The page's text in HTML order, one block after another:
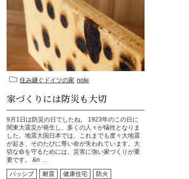
住み継ぐドイツの家 note
家づくりには防災も大切
9月1日は防災の日でしたね。 1923年のこの日に
関東大震災が発生し、多くの人々が犠牲となりま
した。地震大国日本では、これまでも度々大地震
が起き、そのたびに尊い命が失われています。大
切な命を守るためには、災害に強い家づくりが重
要です。 &n …
パッシブ
耐震 健康住宅 防火